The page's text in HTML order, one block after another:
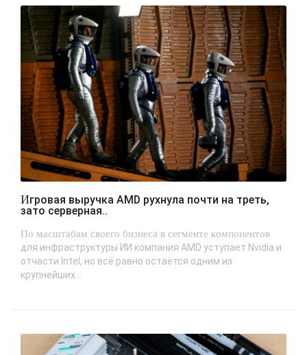
Игровая выручка AMD рухнула почти на треть,
зато серверная..
По масштабам своего бизнеса в сегменте компонентов
для инфраструктуры ИИ компания AMD уступает Nvidia и
отчасти Intel, но всё равно остаётся одним из
крупнейших...